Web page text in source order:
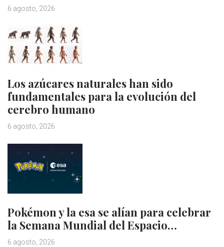
6 agosto, 2026
Los azúcares naturales han sido
fundamentales para la evolución del
cerebro humano
6 agosto, 2026
Pokémon y la esa se alían para celebrar
la Semana Mundial del Espacio…
6 agosto, 2026